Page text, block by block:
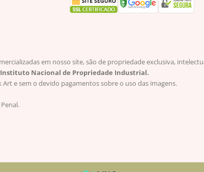
em nosso site, são de propriedade exclusiva,
Instituto Nacional de Propriedade Industrial.
e sem o devido pagamentos sobre o uso das imagens.